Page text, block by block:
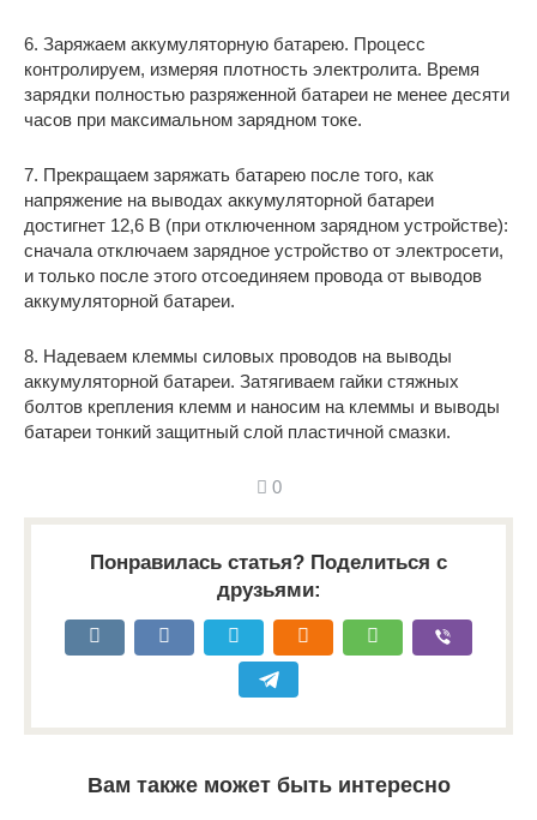
6. Заряжаем аккумуляторную батарею. Процесс
контролируем, измеряя плотность электролита. Время
зарядки полностью разряженной батареи не менее десяти
часов при максимальном зарядном токе.
7. Прекращаем заряжать батарею после того, как
напряжение на выводах аккумуляторной батареи
достигнет 12,6 В (при отключенном зарядном устройстве):
сначала отключаем зарядное устройство от электросети,
и только после этого отсоединяем провода от выводов
аккумуляторной батареи.
8. Надеваем клеммы силовых проводов на выводы
аккумуляторной батареи. Затягиваем гайки стяжных
болтов крепления клемм и наносим на клеммы и выводы
батареи тонкий защитный слой пластичной смазки.
0
Понравилась статья? Поделиться с
друзьями:
Вам также может быть интересно